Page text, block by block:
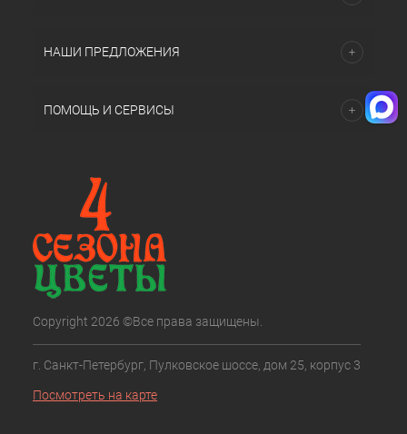
НАШИ ПРЕДЛОЖЕНИЯ
ПОМОЩЬ И СЕРВИСЫ
Copyright 2026 ©Все права защищены.
г. Санкт-Петербург, Пулковское шоссе, дом 25, корпус 3
Посмотреть на карте